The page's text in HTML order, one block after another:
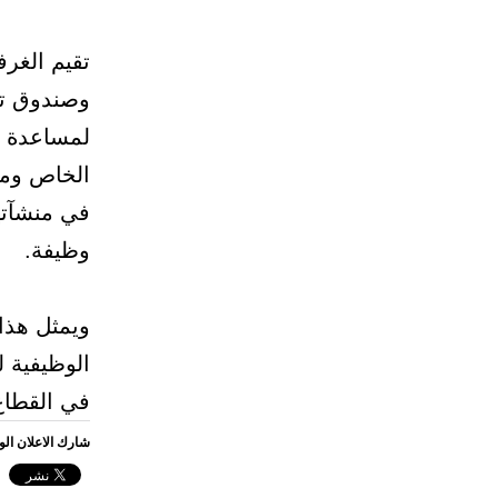
تقيم
وصندوق
لمساعدة
الخاص
وظيفة.
ويمثل
في
شارك الاعلان